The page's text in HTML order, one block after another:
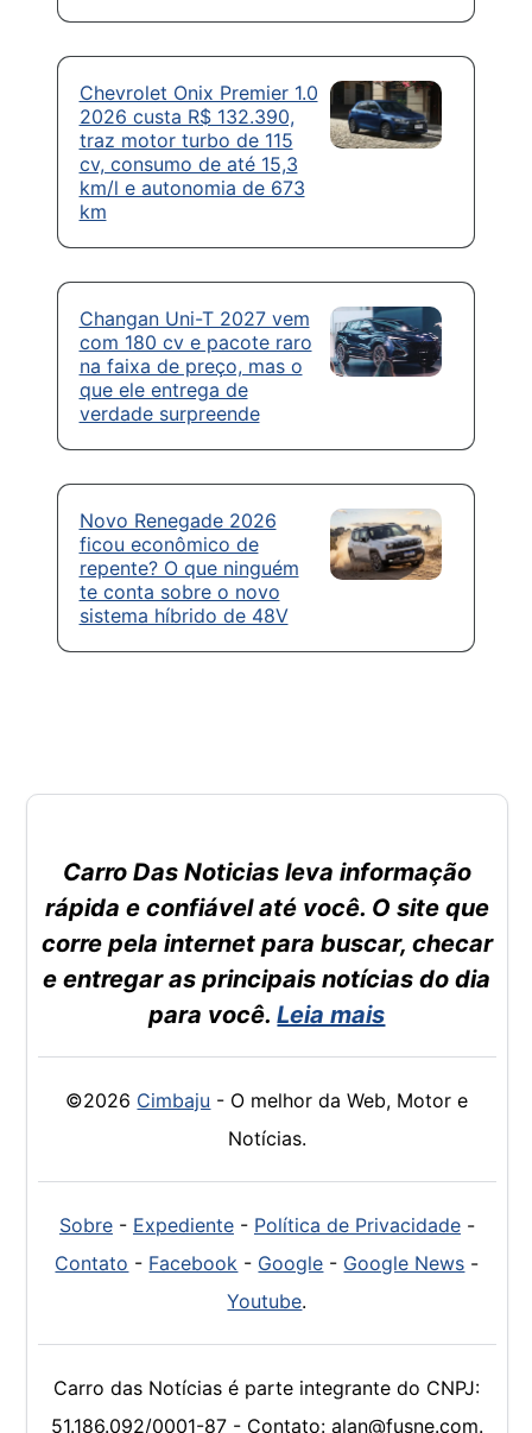
Chevrolet Onix Premier 1.0
2026 custa R$ 132.390,
traz motor turbo de 115
cv, consumo de até 15,3
km/l e autonomia de 673
km
Changan Uni-T 2027 vem
com 180 cv e pacote raro
na faixa de preço, mas o
que ele entrega de
verdade surpreende
Novo Renegade 2026
ficou econômico de
repente? O que ninguém
te conta sobre o novo
sistema híbrido de 48V
Carro Das Noticias leva informação
rápida e confiável até você. O site que
corre pela internet para buscar, checar
e entregar as principais notícias do dia
para você.Leia mais
©2026 Cimbaju - O melhor da Web, Motor e
Notícias.
Sobre- Expediente- Política de Privacidade-
Contato - Facebook - Google - Google News -
Youtube.
Carro das Notícias é parte integrante do CNPJ:
51.186.092/0001-87 - Contato: alan@fusne.com.